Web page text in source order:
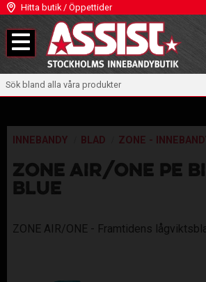
Meny
Hitta butik / Öppettider
INNEBANDY BLAD ZONE -
ZONE AIR/ONE PE
BLUE
ZONE AIR/ONE - Framtidens